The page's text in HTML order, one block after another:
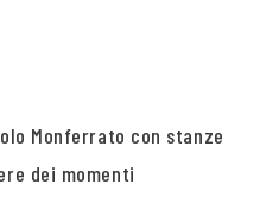
Monferrato con stanze
dei momenti